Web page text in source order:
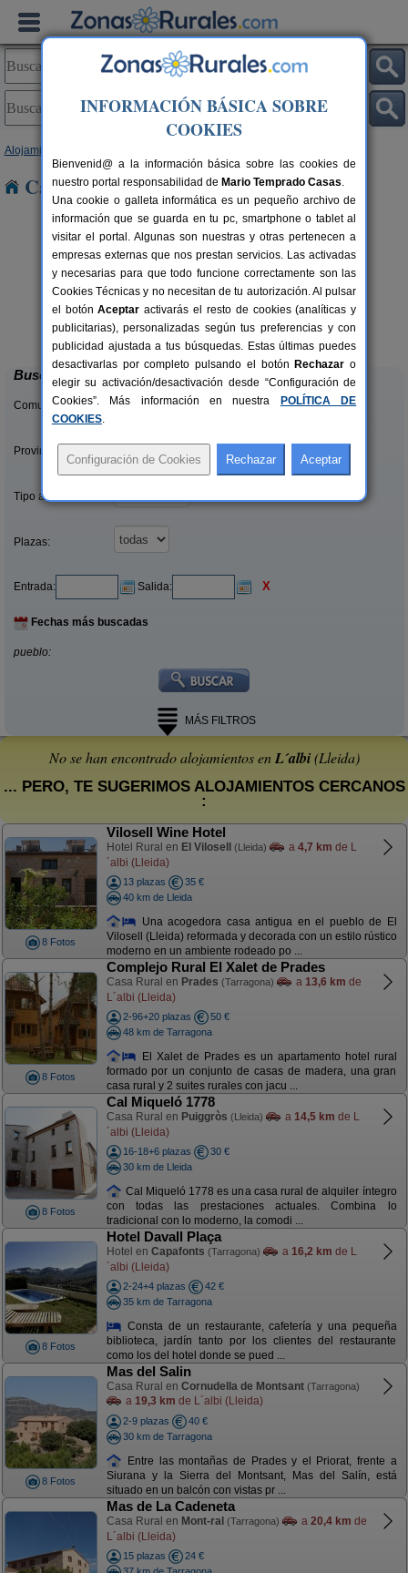
Alojamientos
Casas Rurales cerca de L´albi
30+5 pers.
desde26 €
El Corral de Lladurs
Lladurs (Lleida)
Buscar
Comunidades:
Provincias/Islas:
Tipo alquiler:
Plazas:
Entrada: Salida: X
Fechas más buscadas
pueblo:
MÁS FILTROS
No se han encontrado alojamientos enL´albi(Lleida)
... PERO, TE SUGERIMOS ALOJAMIENTOS CERCANOS
:
8 Fotos
Vilosell Wine Hotel
Hotel Rural en El Vilosell (Lleida) a 4,7 km de L
´albi (Lleida)
13 plazas
35 €
40 km de Lleida
Una acogedora casa antigua en el pueblo de El
Vilosell (Lleida) reformada y decorada con un estilo rústico
moderno en un ambiente rodeado po ...
8 Fotos
Complejo Rural El Xalet de Prades
Casa Rural en Prades (Tarragona) a 13,6 km de
L´albi (Lleida)
2-96+20 plazas
50 €
48 km de Tarragona
El Xalet de Prades es un apartamento hotel rural
formado por un conjunto de casas de madera, una gran
casa rural y 2 suites rurales con jacu ...
8 Fotos
Cal Miqueló 1778
Casa Rural en Puiggròs (Lleida) a 14,5 km de L
´albi (Lleida)
16-18+6 plazas
30 €
30 km de Lleida
Cal Miqueló 1778 es una casa rural de alquiler íntegro
con todas las prestaciones actuales. Combina lo
tradicional con lo moderno, la comodi ...
8 Fotos
Hotel Davall Plaça
Hotel en Capafonts (Tarragona) a 16,2 km de L
´albi (Lleida)
2-24+4 plazas
42 €
35 km de Tarragona
Consta de un restaurante, cafetería y una pequeña
biblioteca, jardín tanto por los clientes del restaurante
como los del hotel donde se pued ...
8 Fotos
Mas del Salin
Casa Rural en Cornudella de Montsant (Tarragona)
a 19,3 km de L´albi (Lleida)
2-9 plazas
40 €
30 km de Tarragona
Entre las montañas de Prades y el Priorat, frente a
Siurana y la Sierra del Montsant, Mas del Salín, está
situado en un balcón con vistas pr ...
Mas de La Cadeneta
Casa Rural en Mont-ral (Tarragona) a 20,4 km de
L´albi (Lleida)
15 plazas
24 €
INFORMACIÓN BÁSICA SOBRE
COOKIES
Bienvenid@ a la información básica sobre las cookies de
nuestro portal responsabilidad de Mario Temprado Casas.
Una cookie o galleta informática es un pequeño archivo de
información que se guarda en tu pc, smartphone o tablet al
visitar el portal. Algunas son nuestras y otras pertenecen a
empresas externas que nos prestan servicios. Las activadas
y necesarias para que todo funcione correctamente son las
Cookies Técnicas y no necesitan de tu autorización. Al pulsar
el botónAceptar activarás el resto de cookies (analíticas y
publicitarias), personalizadas según tus preferencias y con
publicidad ajustada a tus búsquedas. Estas últimas puedes
desactivarlas por completo pulsando el botón Rechazar o
elegir su activación/desactivación desde “Configuración de
Cookies”. Más información en nuestra
POLÍTICA DE
COOKIES.